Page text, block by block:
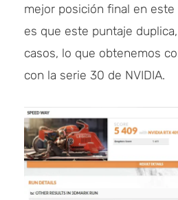
mejor posición final en
es que este puntaje
casos, lo que obtenemos
con la serie 30 de NVIDIA.